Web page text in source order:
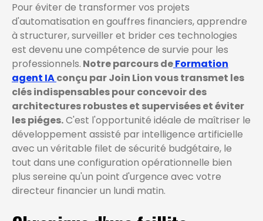
Pour éviter de transformer vos projets
d'automatisation en gouffres financiers, apprendre
à structurer, surveiller et brider ces technologies
est devenu une compétence de survie pour les
professionnels. Notre parcours deFormation
agent IAconçu par Join Lion vous transmet les
clés indispensables pour concevoir des
architectures robustes et supervisées et éviter
les piéges.C'est l'opportunité idéale de maîtriser le
développement assisté par intelligence artificielle
avec un véritable filet de sécurité budgétaire, le
tout dans une configuration opérationnelle bien
plus sereine qu'un point d'urgence avec votre
directeur financier un lundi matin.